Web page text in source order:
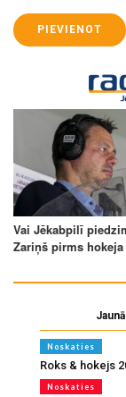
PIEVIENOT
Noskaties
Roks & hokejs
Noskaties